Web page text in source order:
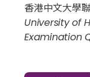
香港中文大學
University of
Examination